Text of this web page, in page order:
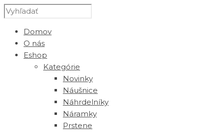
Domov
O nás
Eshop
Kategórie
Novinky
Náušnice
Náhrdelníky
Náramky
Prstene